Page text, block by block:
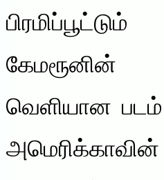
கேமரூனின்
வெளியான